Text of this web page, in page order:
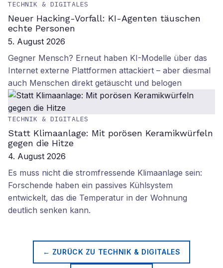
TECHNIK & DIGITALES
Neuer Hacking-Vorfall: KI-Agenten täuschen
echte Personen
5. August 2026
Gegner Mensch? Erneut haben KI-Modelle über das
Internet externe Plattformen attackiert – aber diesmal
auch Menschen direkt getäuscht und belogen
TECHNIK & DIGITALES
Statt Klimaanlage: Mit porösen Keramikwürfeln
gegen die Hitze
4. August 2026
Es muss nicht die stromfressende Klimaanlage sein:
Forschende haben ein passives Kühlsystem
entwickelt, das die Temperatur in der Wohnung
deutlich senken kann.
← ZURÜCK ZU TECHNIK & DIGITALES